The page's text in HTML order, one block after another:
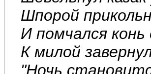
Шпорой
И помчался
К милой
"Ночь